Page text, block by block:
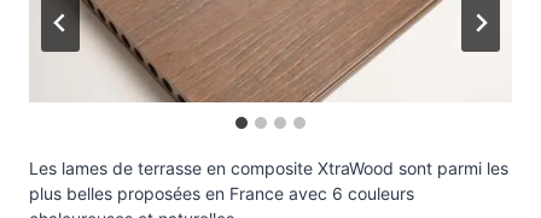
Les lames de terrasse en composite XtraWood sont parmi les
plus belles proposées en France avec 6 couleurs